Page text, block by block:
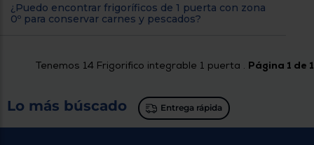
¿Puedo encontrar frigoríficos de 1 puerta con zona
0º para conservar carnes y pescados?
Tenemos 14 Frigorifico integrable 1 puerta . Página 1 de 1
Lo más búscado Entrega rápida